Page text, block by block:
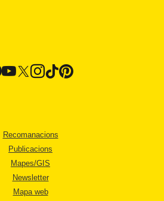
Recomanacions
Publicacions
Mapes/GIS
Newsletter
Mapa web